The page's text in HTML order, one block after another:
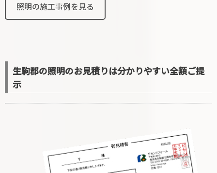
照明の施工事例を見る
生駒郡の照明のお見積りは分かりやすい全額ご提
示